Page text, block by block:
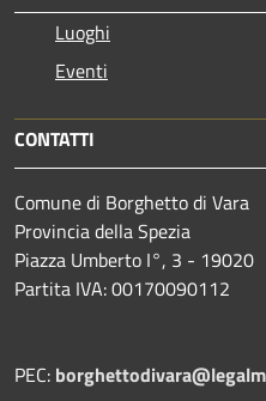
Luoghi
Eventi
CONTATTI
Comune di Borghetto di Vara
Provincia della Spezia
Piazza Umberto I°, 3 - 19020
Partita IVA: 00170090112
PEC: